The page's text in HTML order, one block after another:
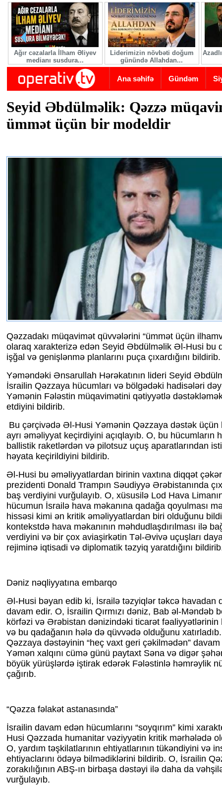
Skip to main content
Ağır cəzalarla İlham Əliyev
medianı susdura...
Liderimizin növbəti doğum
günündə Allahdan...
Ana səhifə Gündəm
Seyid Əbdülməlik: Qəzzə
ümmət üçün bir modeldir
Qəzzadakı müqavimət qüvvələrini “ümmət üçün
olaraq xarakterizə edən Seyid Əbdülməlik Əl-Husi bu
işğal və genişlənmə planlarını puça çıxardığını bildirib.
Yəməndəki Ənsarullah Hərəkatının lideri Seyid
İsrailin Qəzzaya hücumları və bölgədəki hadisələri
Yəmənin Fələstin müqavimətini qətiyyətlə
etdiyini bildirib.
Bu çərçivədə Əl-Husi Yəmənin Qəzzaya dəstək üçün
ayrı əməliyyat keçirdiyini açıqlayıb. O, bu hücumların
ballistik raketlərdən və pilotsuz uçuş aparatlarından
həyata keçirildiyini bildirib.
Əl-Husi bu əməliyyatlardan birinin vaxtına diqqət
prezidenti Donald Trampın Səudiyyə Ərəbistanında
baş verdiyini vurğulayıb. O, xüsusilə Lod Hava
hücumun İsrailə hava məkanına qadağa qoyulması
hissəsi kimi ən kritik əməliyyatlardan biri olduğunu
kontekstdə hava məkanının məhdudlaşdırılması ilə
verdiyini və bir çox aviaşirkətin Təl-Əvivə uçuşları
rejiminə iqtisadi və diplomatik təzyiq yaratdığını
Dəniz nəqliyyatına embarqo
Əl-Husi bəyan edib ki, İsrailə təzyiqlər təkcə havadan
davam edir. O, İsrailin Qırmızı dəniz, Bab əl-Məndəb
körfəzi və Ərəbistan dənizindəki ticarət fəaliyyətlərinin
və bu qadağanın hələ də qüvvədə olduğunu
Qəzzaya dəstəyinin “heç vaxt geri çəkilmədən”
Yəmən xalqını cümə günü paytaxt Səna və digər
böyük yürüşlərdə iştirak edərək Fələstinlə həmrəylik
çağırıb.
“Qəzza fəlakət astanasında”
İsrailin davam edən hücumlarını “soyqırım” kimi
Husi Qəzzada humanitar vəziyyətin kritik mərhələdə
O, yardım təşkilatlarının ehtiyatlarının tükəndiyini və
ehtiyaclarını ödəyə bilmədiklərini bildirib. O, İsrailin
zorakılığının ABŞ-ın birbaşa dəstəyi ilə daha da
vurğulayıb.